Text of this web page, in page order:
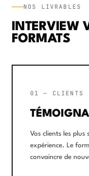
NOS LIVRABLES
INTERVIEW
FORMATS
01 — CLIENTS
Vos clients les
expérience. Le
convaincre de